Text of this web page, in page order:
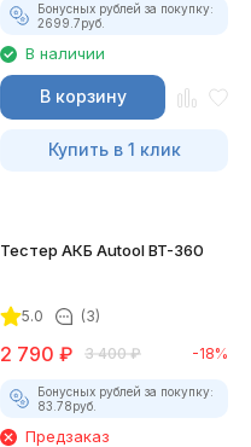
Бонусных рублей за покупку:
2699.7руб.
В наличии
В корзину
Купить в 1 клик
Тестер АКБ Autool BT-360
5.0 (3)
2 790 ₽ 3 400 ₽ -18%
Бонусных рублей за покупку:
83.78руб.
Предзаказ